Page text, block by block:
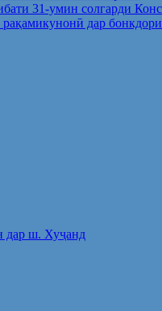
31-умин солгарди
дар
дар ш. Хуҷанд